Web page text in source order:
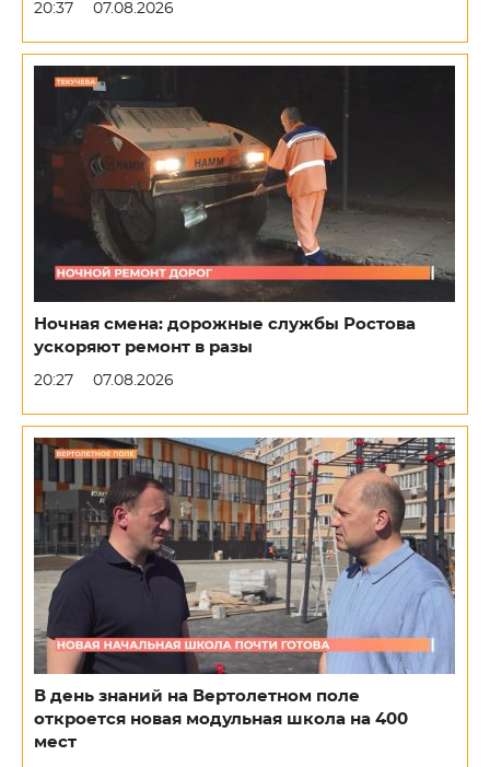
20:37 07.08.2026
Ночная смена: дорожные службы Ростова
ускоряют ремонт в разы
20:27 07.08.2026
В день знаний на Вертолетном поле
откроется новая модульная школа на 400
мест